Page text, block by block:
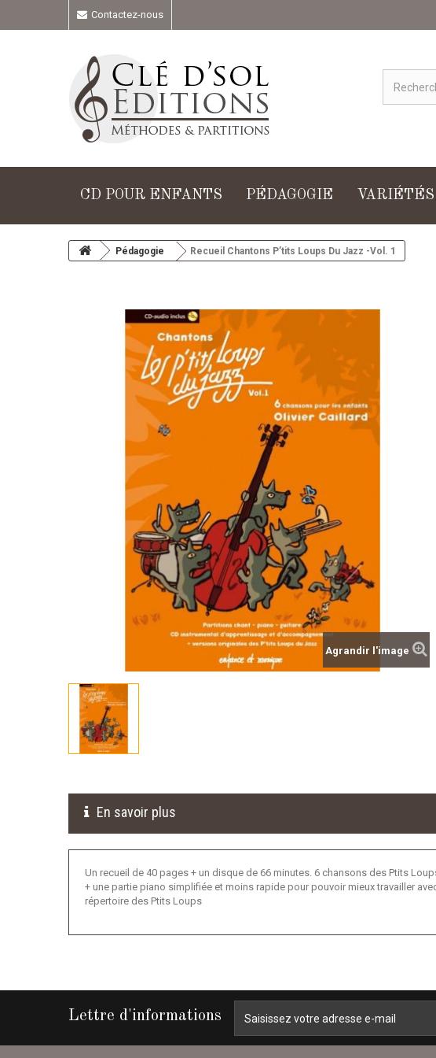
Contactez-nous
CD POUR ENFANTS PÉDAGOGIE
Pédagogie Recueil Chantons P’tits Loups Du Jazz -Vol. 1
Agrandir l'image
En savoir plus
Un recueil de 40 pages + un disque de 66 minutes. 6 chansons des Ptits
+ une partie piano simplifiée et moins rapide pour pouvoir mieux travailler
répertoire des Ptits Loups
Lettre d'informations